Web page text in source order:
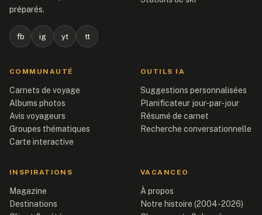
préparés.
fb ig yt tt
COMMUNAUTÉ
Carnets de voyage
Albums photos
Avis voyageurs
Groupes thématiques
Carte interactive
OUTILS IA
Suggestions personnalisées
Planificateur jour-par-jour
Résumé de carnet
Recherche conversationnelle
INSPIRATIONS
Magazine
Destinations
VACANCEO
À propos
Notre histoire (2004-2026)